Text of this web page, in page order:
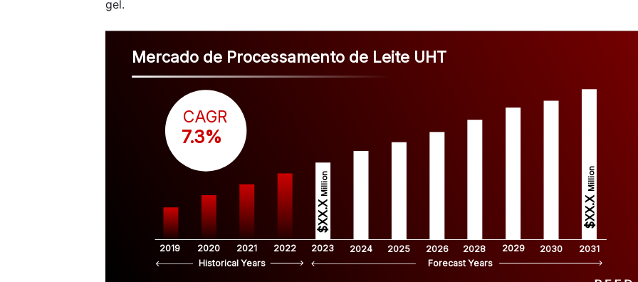
gel.
Mercado de Processamento de Leite UHT
2019 2020 2021 2022 2023 2024 2025 2026 2028 2029 2030 2031
$XX.X
Million
$XX.X
Million
CAGR
7.3%
Historical Years Forecast Years